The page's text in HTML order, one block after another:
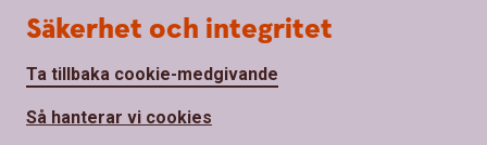
Säkerhet och integritet
Ta tillbaka cookie-medgivande
Så hanterar vi cookies